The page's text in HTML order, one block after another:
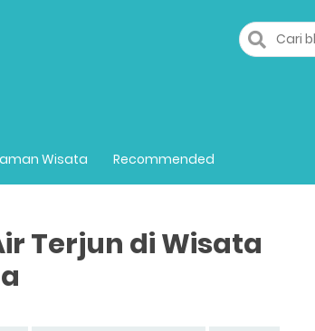
Wisata Recommended
Terjun di Wisata